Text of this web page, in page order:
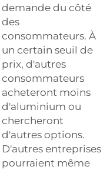
demande du côté
des
consommateurs. À
un certain seuil de
prix, d'autres
consommateurs
acheteront moins
d'aluminium ou
chercheront
d'autres options.
D'autres entreprises
pourraient même